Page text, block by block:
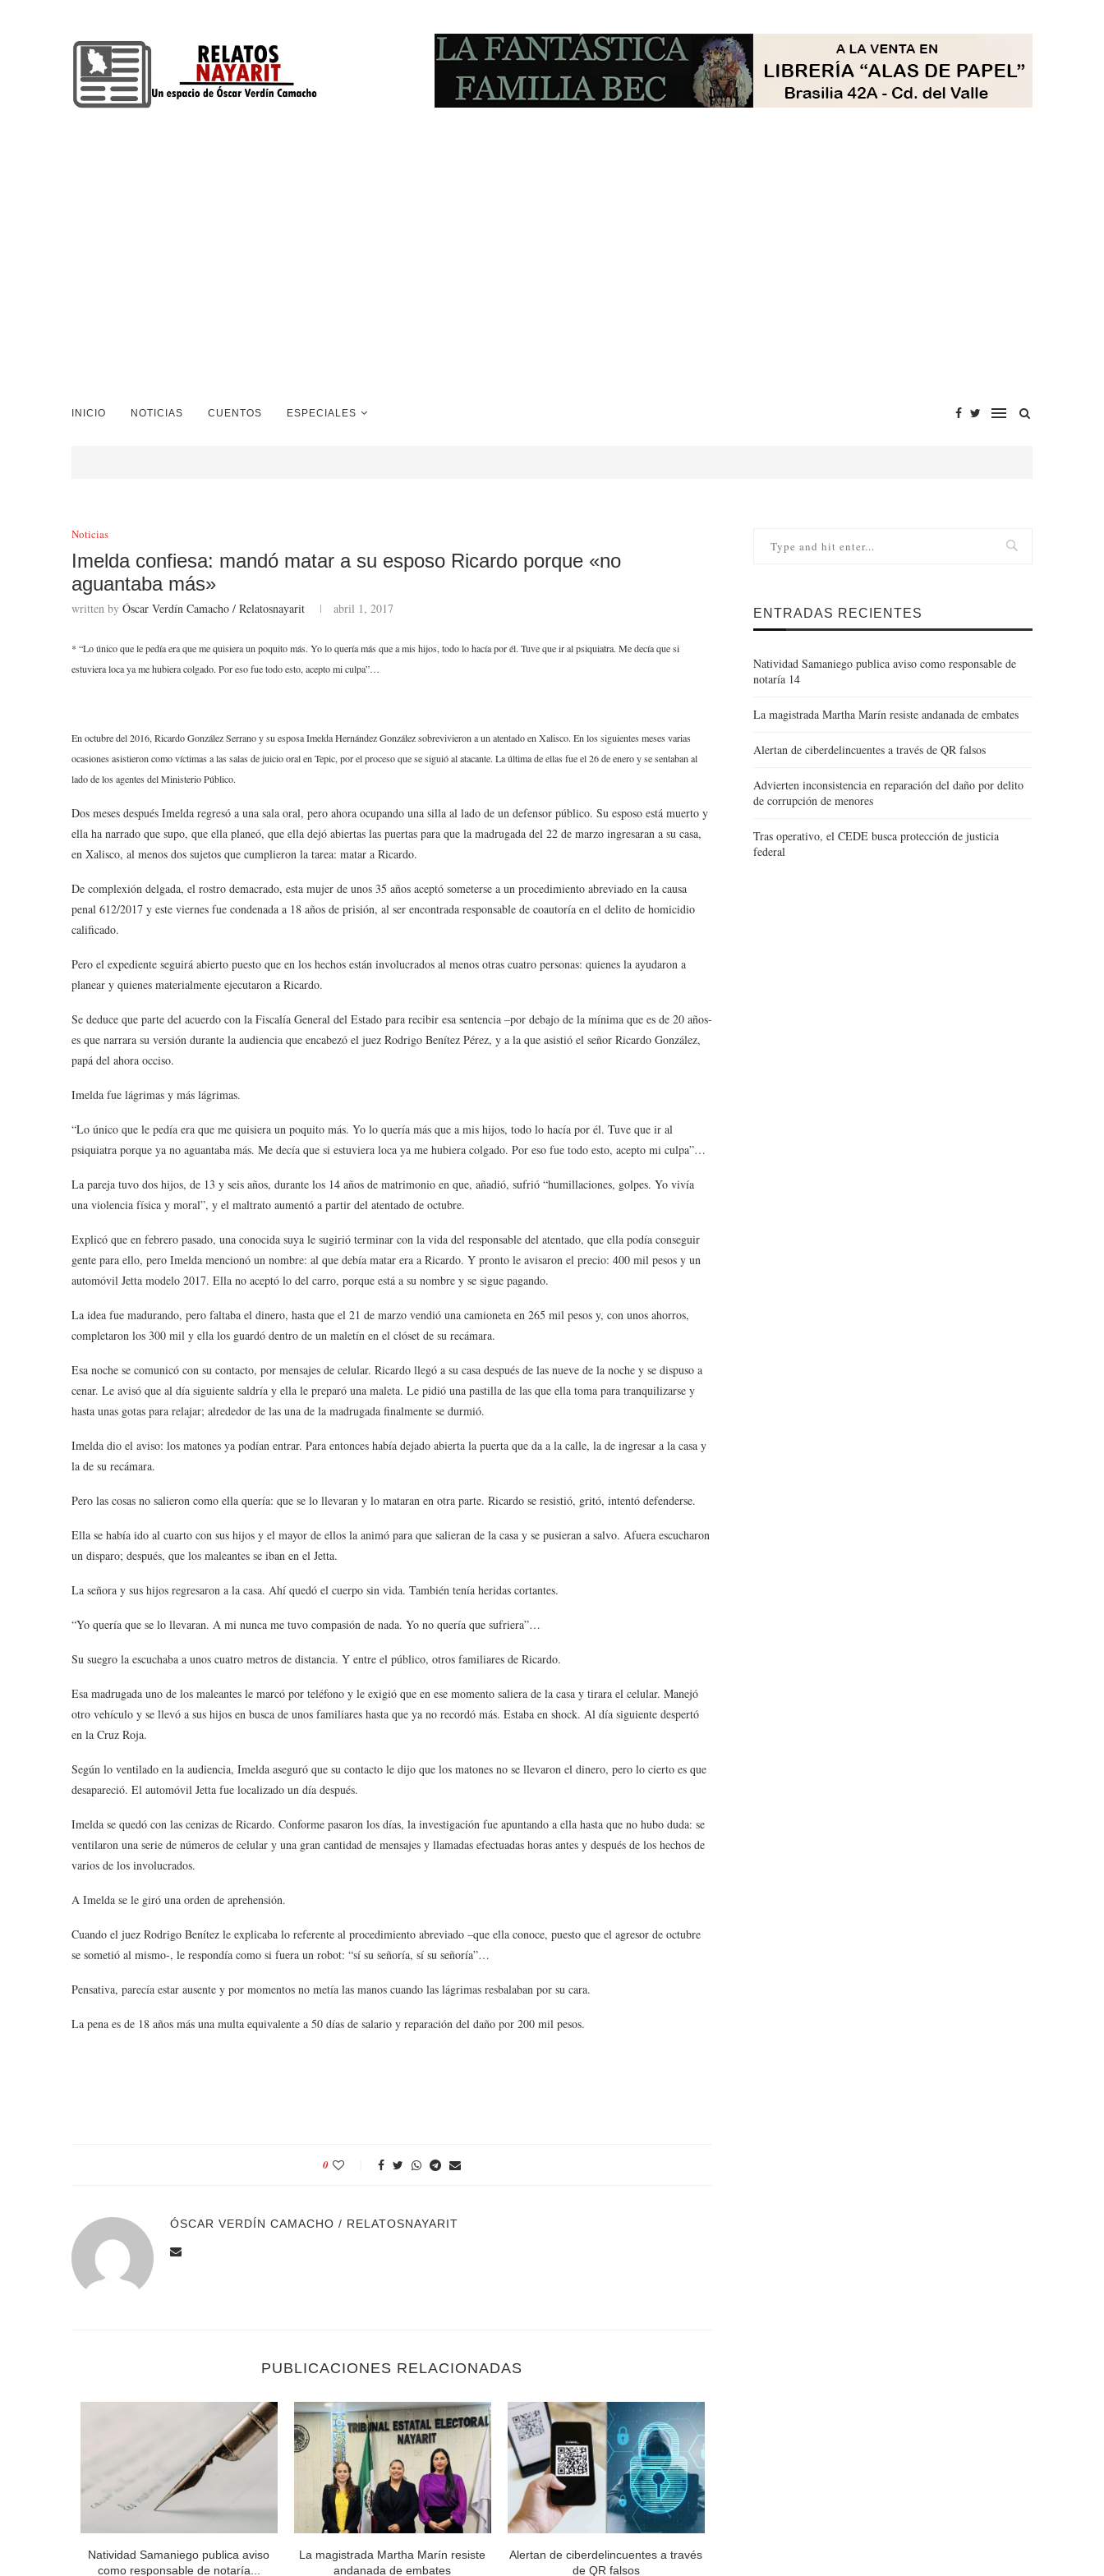
INICIO NOTICIAS CUENTOS ESPECIALES
Noticias
Imelda confiesa: mandó matar a su esposo Ricardo porque «no
aguantaba más»
written by Óscar Verdín Camacho / Relatosnayarit abril 1, 2017
* “Lo único que le pedía era que me quisiera un poquito más. Yo lo quería más que a mis hijos, todo lo hacía por él. Tuve que ir al psiquiatra. Me decía que si
estuviera loca ya me hubiera colgado. Por eso fue todo esto, acepto mi culpa”…
En octubre del 2016, Ricardo González Serrano y su esposa Imelda Hernández González sobrevivieron a un atentado en Xalisco. En los siguientes meses varias
ocasiones asistieron como víctimas a las salas de juicio oral en Tepic, por el proceso que se siguió al atacante. La última de ellas fue el 26 de enero y se sentaban al
lado de los agentes del Ministerio Público.
Dos meses después Imelda regresó a una sala oral, pero ahora ocupando una silla al lado de un defensor público. Su esposo está muerto y
ella ha narrado que supo, que ella planeó, que ella dejó abiertas las puertas para que la madrugada del 22 de marzo ingresaran a su casa,
en Xalisco, al menos dos sujetos que cumplieron la tarea: matar a Ricardo.
De complexión delgada, el rostro demacrado, esta mujer de unos 35 años aceptó someterse a un procedimiento abreviado en la causa
penal 612/2017 y este viernes fue condenada a 18 años de prisión, al ser encontrada responsable de coautoría en el delito de homicidio
calificado.
Pero el expediente seguirá abierto puesto que en los hechos están involucrados al menos otras cuatro personas: quienes la ayudaron a
planear y quienes materialmente ejecutaron a Ricardo.
Se deduce que parte del acuerdo con la Fiscalía General del Estado para recibir esa sentencia –por debajo de la mínima que es de 20 años-
es que narrara su versión durante la audiencia que encabezó el juez Rodrigo Benítez Pérez, y a la que asistió el señor Ricardo González,
papá del ahora occiso.
Imelda fue lágrimas y más lágrimas.
“Lo único que le pedía era que me quisiera un poquito más. Yo lo quería más que a mis hijos, todo lo hacía por él. Tuve que ir al
psiquiatra porque ya no aguantaba más. Me decía que si estuviera loca ya me hubiera colgado. Por eso fue todo esto, acepto mi culpa”…
La pareja tuvo dos hijos, de 13 y seis años, durante los 14 años de matrimonio en que, añadió, sufrió “humillaciones, golpes. Yo vivía
una violencia física y moral”, y el maltrato aumentó a partir del atentado de octubre.
Explicó que en febrero pasado, una conocida suya le sugirió terminar con la vida del responsable del atentado, que ella podía conseguir
gente para ello, pero Imelda mencionó un nombre: al que debía matar era a Ricardo. Y pronto le avisaron el precio: 400 mil pesos y un
automóvil Jetta modelo 2017. Ella no aceptó lo del carro, porque está a su nombre y se sigue pagando.
La idea fue madurando, pero faltaba el dinero, hasta que el 21 de marzo vendió una camioneta en 265 mil pesos y, con unos ahorros,
completaron los 300 mil y ella los guardó dentro de un maletín en el clóset de su recámara.
Esa noche se comunicó con su contacto, por mensajes de celular. Ricardo llegó a su casa después de las nueve de la noche y se dispuso a
cenar. Le avisó que al día siguiente saldría y ella le preparó una maleta. Le pidió una pastilla de las que ella toma para tranquilizarse y
hasta unas gotas para relajar; alrededor de las una de la madrugada finalmente se durmió.
Imelda dio el aviso: los matones ya podían entrar. Para entonces había dejado abierta la puerta que da a la calle, la de ingresar a la casa y
la de su recámara.
Pero las cosas no salieron como ella quería: que se lo llevaran y lo mataran en otra parte. Ricardo se resistió, gritó, intentó defenderse.
Ella se había ido al cuarto con sus hijos y el mayor de ellos la animó para que salieran de la casa y se pusieran a salvo. Afuera escucharon
un disparo; después, que los maleantes se iban en el Jetta.
La señora y sus hijos regresaron a la casa. Ahí quedó el cuerpo sin vida. También tenía heridas cortantes.
“Yo quería que se lo llevaran. A mi nunca me tuvo compasión de nada. Yo no quería que sufriera”…
Su suegro la escuchaba a unos cuatro metros de distancia. Y entre el público, otros familiares de Ricardo.
Esa madrugada uno de los maleantes le marcó por teléfono y le exigió que en ese momento saliera de la casa y tirara el celular. Manejó
otro vehículo y se llevó a sus hijos en busca de unos familiares hasta que ya no recordó más. Estaba en shock. Al día siguiente despertó
en la Cruz Roja.
Según lo ventilado en la audiencia, Imelda aseguró que su contacto le dijo que los matones no se llevaron el dinero, pero lo cierto es que
desapareció. El automóvil Jetta fue localizado un día después.
Imelda se quedó con las cenizas de Ricardo. Conforme pasaron los días, la investigación fue apuntando a ella hasta que no hubo duda: se
ventilaron una serie de números de celular y una gran cantidad de mensajes y llamadas efectuadas horas antes y después de los hechos de
varios de los involucrados.
A Imelda se le giró una orden de aprehensión.
Cuando el juez Rodrigo Benítez le explicaba lo referente al procedimiento abreviado –que ella conoce, puesto que el agresor de octubre
se sometió al mismo-, le respondía como si fuera un robot: “sí su señoría, sí su señoría”…
Pensativa, parecía estar ausente y por momentos no metía las manos cuando las lágrimas resbalaban por su cara.
La pena es de 18 años más una multa equivalente a 50 días de salario y reparación del daño por 200 mil pesos.
0
ÓSCAR VERDÍN CAMACHO / RELATOSNAYARIT
PUBLICACIONES RELACIONADAS
Natividad Samaniego publica aviso
como responsable de notaría...
La magistrada Martha Marín resiste
andanada de embates
Alertan de ciberdelincuentes a través
de QR falsos
ENTRADAS RECIENTES
Natividad Samaniego publica aviso como responsable de
notaría 14
La magistrada Martha Marín resiste andanada de embates
Alertan de ciberdelincuentes a través de QR falsos
Advierten inconsistencia en reparación del daño por delito
de corrupción de menores
Tras operativo, el CEDE busca protección de justicia
federal